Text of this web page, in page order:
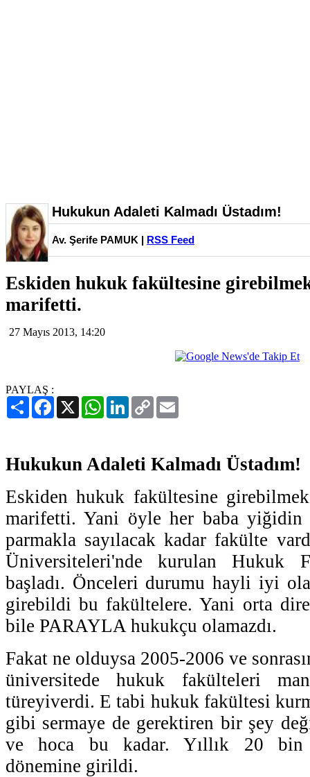
Hukukun Adaleti Kalmadı Üstadım!
Av. Şerife PAMUK | RSS Feed
Eskiden hukuk fakültesine
marifetti.
27 Mayıs 2013, 14:20
PAYLAŞ :
PaylaşFacebook
X WhatsAppLinkedIn
Copy
Link
Hukukun Adaleti Kalmadı Üstadım!
Eskiden hukuk fakültesine
marifetti. Yani öyle her baba yiğidin
parmakla sayılacak kadar fakülte
Üniversiteleri'nde kurulan Hukuk
başladı. Önceleri durumu hayli iyi
girebildi bu fakültelere. Yani orta
bile PARAYLA hukukçu olamazdı.
Fakat ne olduysa 2005-2006 ve
üniversitede hukuk fakülteleri
türeyiverdi. E tabi hukuk fakültesi
gibi sermaye de gerektiren bir şey
ve hoca bu kadar. Yıllık 20 bin
dönemine girildi.